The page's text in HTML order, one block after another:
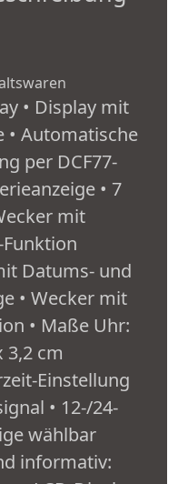
• Display mit
• Automatische
per DCF77-
• 7
mit
Datums- und
• Wecker mit
• Maße Uhr:
3,2 cm
Einstellung
• 12-/24-
wählbar
informativ: